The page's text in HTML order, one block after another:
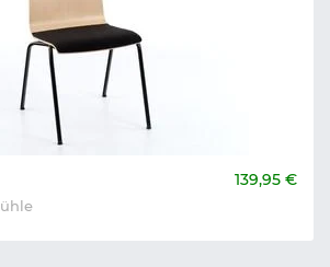
139,95 €